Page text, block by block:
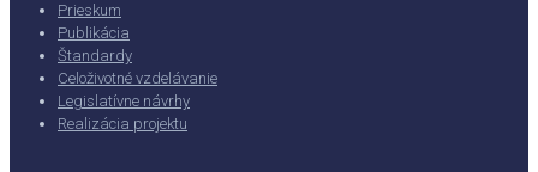
Prieskum
Publikácia
Štandardy
Celoživotné vzdelávanie
Legislatívne návrhy
Realizácia projektu